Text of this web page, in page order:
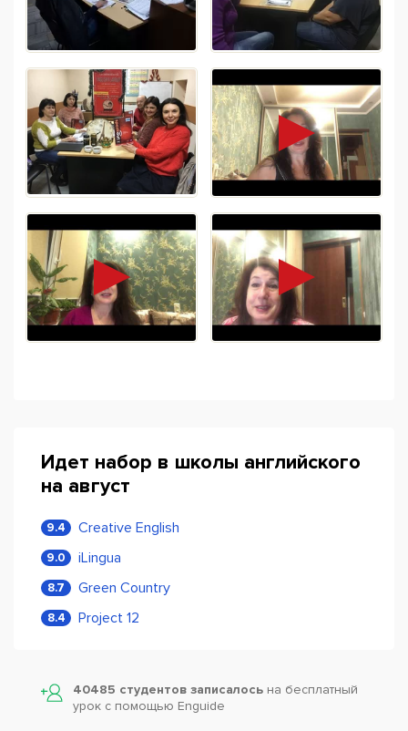
Идет набор в школы английского
на август
9.4 Creative English
9.0 iLingua
8.7 Green Country
8.4 Project 12
40485 студентов записалось на бесплатный
урок с помощью Enguide